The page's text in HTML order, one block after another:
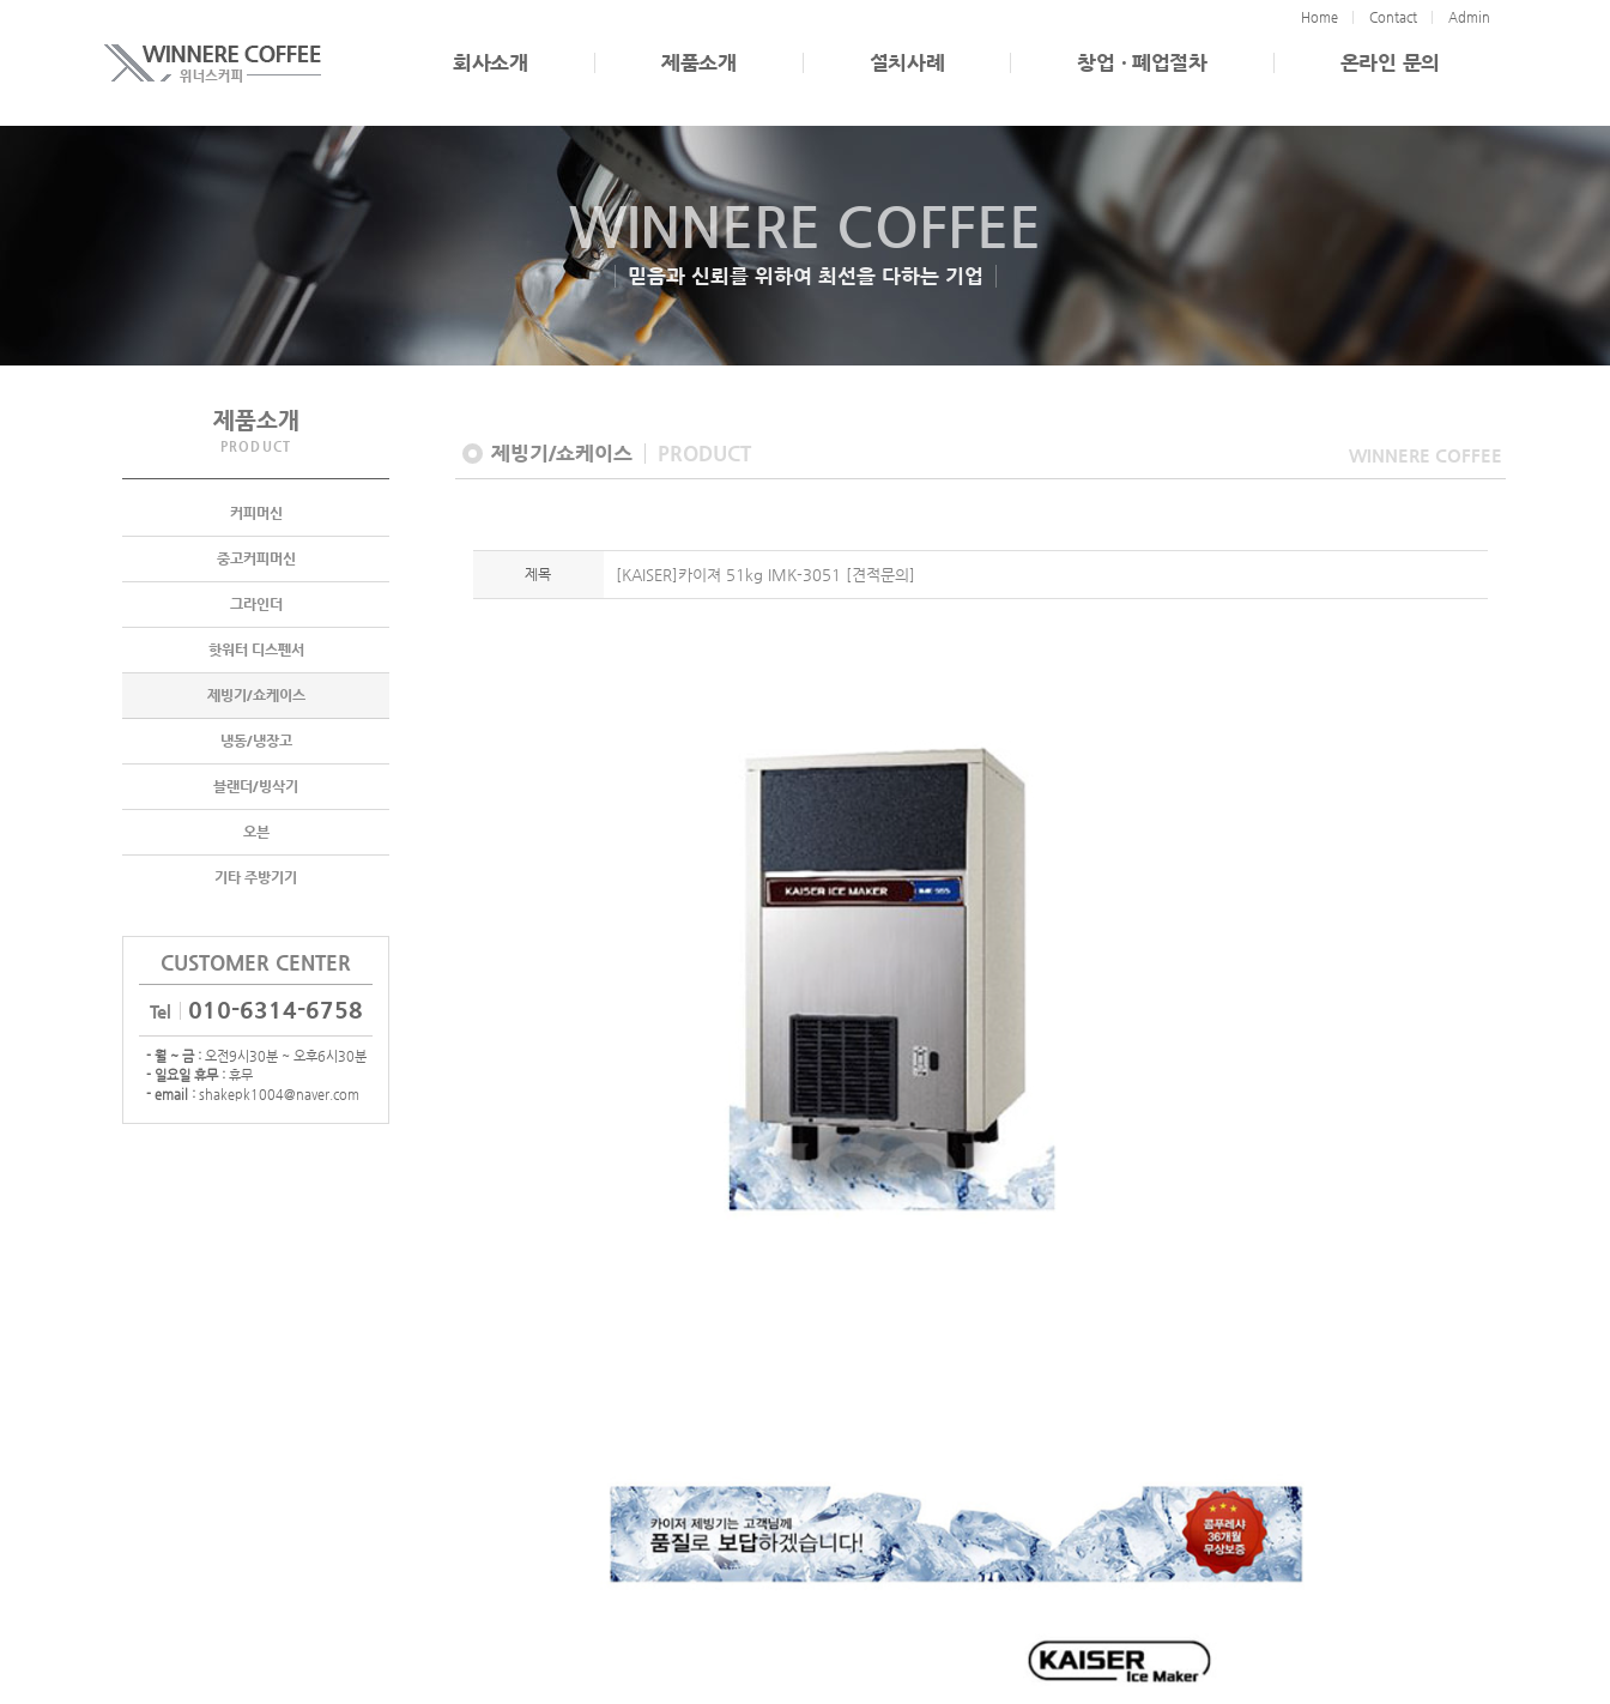
Home Contact Admin
회사소개 제품소개 설치사례 창업 · 폐업절차 온라인 문의
WINNERE COFFEE
믿음과 신뢰를 위하여 최선을 다하는 기업
WINNERE COFFEE
믿음과 신뢰를 위하여 최선을 다하는 기업
제품소개
PRODUCT
커피머신
중고커피머신
그라인더
핫워터 디스펜서
제빙기/쇼케이스
냉동/냉장고
블랜더/빙삭기
오븐
기타 주방기기
CUSTOMER CENTER
Tel 010-6314-6758
- 월 ~ 금 :오전9시30분 ~ 오후6시30분
- 일요일 휴무 :휴무
- email :shakepk1004@naver.com
제빙기/쇼케이스 PRODUCT WINNERE COFFEE
제목 [KAISER]카이져 51kg IMK-3051 [견적문의]